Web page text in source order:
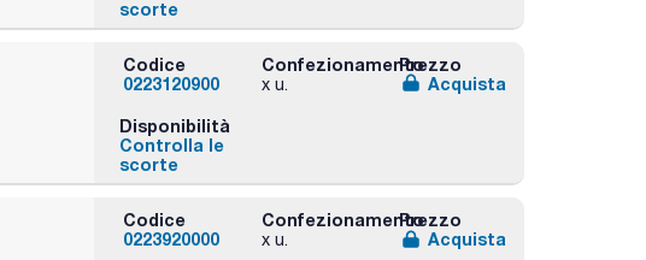
scorte
Codice
0223120900
Confezionamento
x u.
Prezzo
Acquista
Disponibilità
Controlla le
scorte
Codice
0223920000
Confezionamento
x u.
Prezzo
Acquista